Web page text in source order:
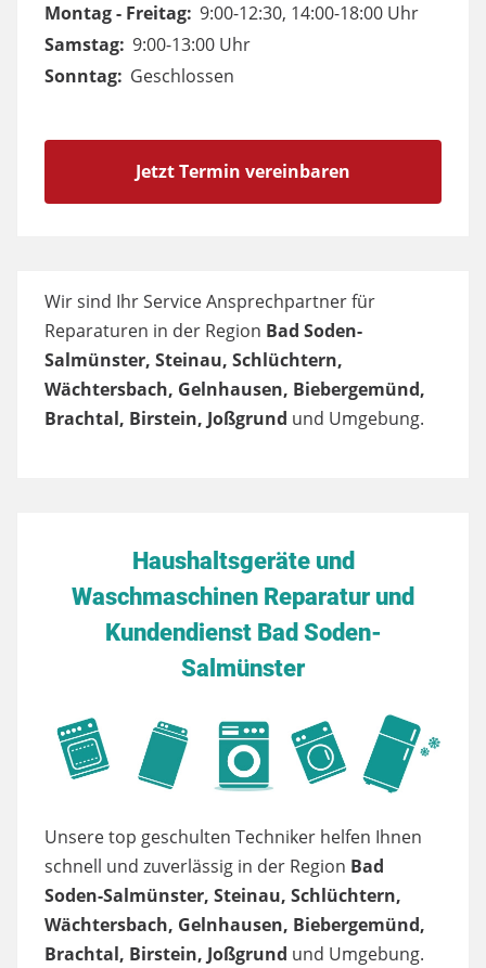
Montag - Freitag: 9:00-12:30, 14:00-18:00 Uhr
Samstag: 9:00-13:00 Uhr
Sonntag: Geschlossen
Jetzt Termin vereinbaren
Wir sind Ihr Service Ansprechpartner für
Reparaturen in der Region Bad Soden-
Salmünster, Steinau, Schlüchtern,
Wächtersbach, Gelnhausen, Biebergemünd,
Brachtal, Birstein, Joßgrund und Umgebung.
Haushaltsgeräte und
Waschmaschinen Reparatur und
Kundendienst Bad Soden-
Salmünster
Unsere top geschulten Techniker helfen Ihnen
schnell und zuverlässig in der Region Bad
Soden-Salmünster, Steinau, Schlüchtern,
Wächtersbach, Gelnhausen, Biebergemünd,
Brachtal, Birstein, Joßgrund und Umgebung.